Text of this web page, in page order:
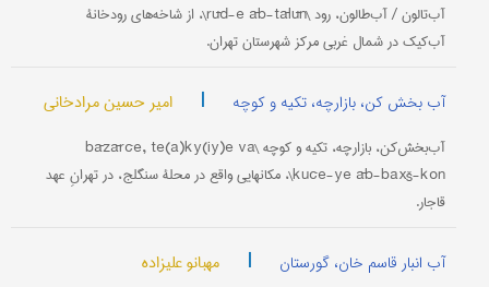
آب‌تالون / آب‌طالون، رود \rūd-e āb-tālūn\، از شاخه‌های رودخانۀ
آب‌کیک در شمال غربی مرکز شهرستان تهران.
آب بخش کن، بازارچه، تکیه و کوچه | امیر حسین مرادخانی
آب‌بخش‌کن، بازارچه، تکیه و کوچه \bāzārče, te(a)ky(iy)e va
kuče-ye āb-baxš-kon\، مکانهایی واقع در محلۀ سنگلج، در تهرانِ عهد
قاجار.
آب انبار قاسم خان، گورستان | مهبانو علیزاده